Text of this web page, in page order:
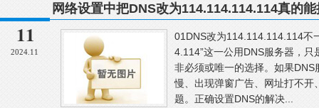
11
2024.11
网络设置中把DNS改为114.114.114.114真的
01DNS改为114.114.114.114不
4.114”这一公用DNS服务器，
非必须或唯一的选择。如果
慢、出现弹窗广告、网址打不
题。正确设置DNS的解决...